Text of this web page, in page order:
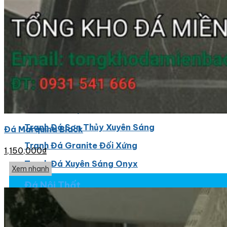
Đá Ốp Cột
Đá Ốp Thang Máy
Đá Ốp Bếp
Đá Ốp Bếp Tự Nhiên
Tranh đá
Tranh Đá Marble Đối Xứng
Tranh Đá Sơn Thủy Xuyên Sáng
Tranh Đá Granite Đối Xứng
Tranh Đá Xuyên Sáng Onyx
Đá Nội Thất
Chậu Lavabo Đá
Mặt Bàn Lavabo Đá
Đá Marquina Black
1,150,000₫
Xem nhanh